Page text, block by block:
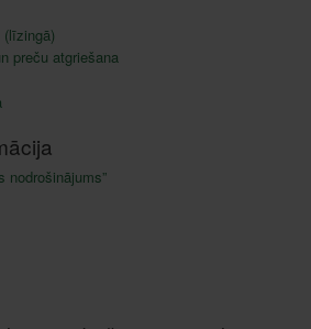
preču atgriešana
nodrošinājums”